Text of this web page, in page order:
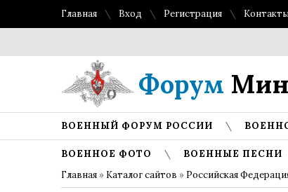
Главная Вход Регистрация
Форум
ВОЕННЫЙ ФОРУМ РОССИИ
ВОЕННОЕ ФОТО ВОЕННЫЕ ПЕСНИ
Главная » Каталог сайтов » Российская